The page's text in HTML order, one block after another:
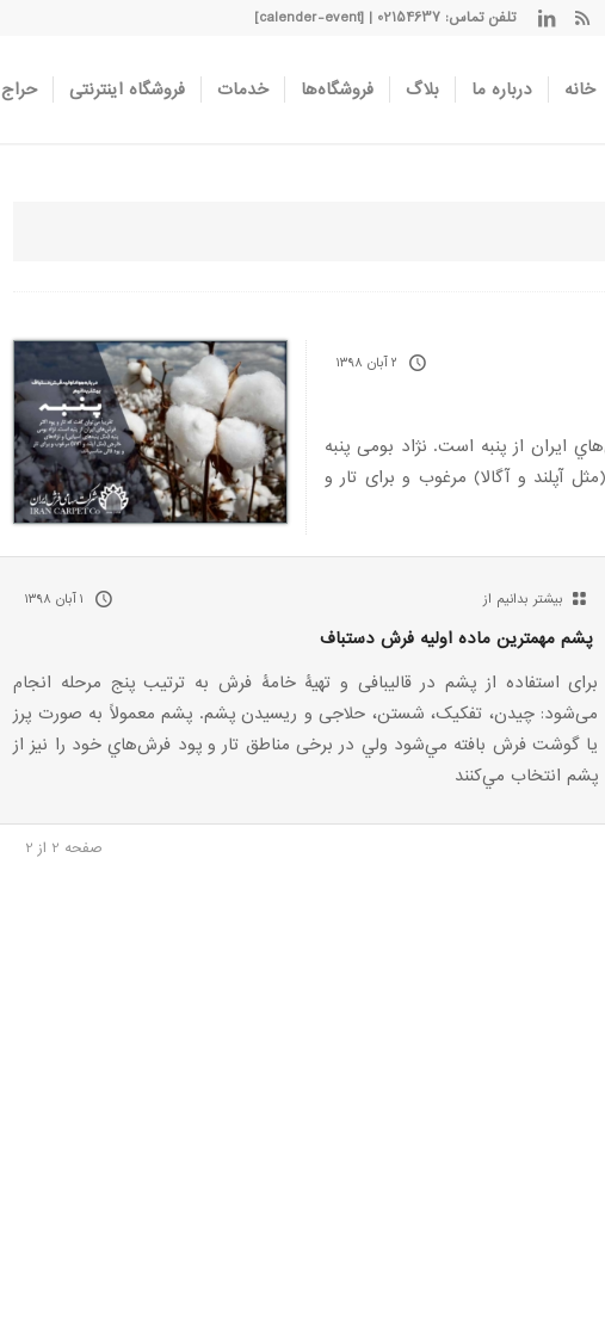
تلفن تماس: 02154637 | [calender-event]
خانه درباره ما بلاگ فروشگاه‌ها خدمات فروشگاه اینترنتی حراج
۲ آبان ۱۳۹۸
ايران از پنبه است. نژاد بومی پنبه
آپلند و آگالا) مرغوب و برای تار و
بیشتر بدانیم از ۱ آبان ۱۳۹۸
پشم مهمترین ماده اولیه فرش دستباف
برای استفاده از پشم در قالیبافی و تهیۀ خامۀ فرش به ترتیب پنج مرحله انجام
می‌شود: چیدن، تفکیک، شستن، حلاجی و ریسیدن پشم. پشم معمولاً به صورت پرز
يا گوشت فرش بافته مي‌شود ولي در برخی مناطق تار و پود فرش‌هاي خود را نيز از
پشم انتخاب مي‌كنند
صفحه 2 از 2